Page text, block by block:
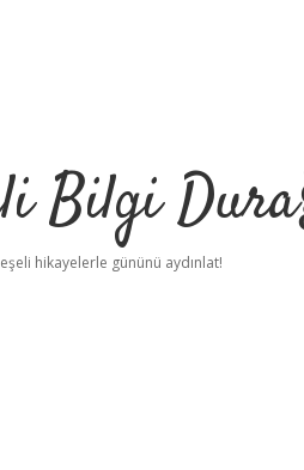
Bilgi
hikayelerle gününü aydınlat!